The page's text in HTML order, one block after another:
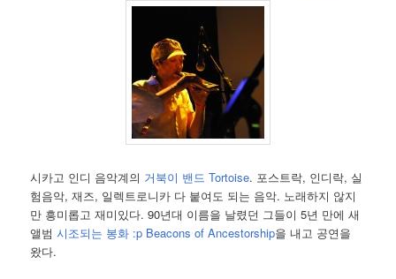
시카고 인디 음악계의 거북이 밴드 Tortoise. 포스트락, 인디락, 실
험음악, 재즈, 일렉트로니카 다 붙여도 되는 음악. 노래하지 않지
만 흥미롭고 재미있다. 90년대 이름을 날렸던 그들이 5년 만에 새
앨범시조되는 봉화 :p Beacons of Ancestorship을 내고 공연을
왔다.